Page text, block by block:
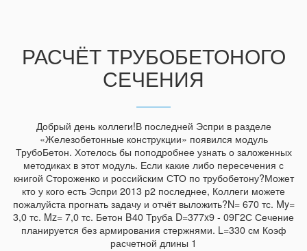
РАСЧЁТ ТРУБОБЕТОНОГО
СЕЧЕНИЯ
Добрый день коллеги!В последней Эспри в разделе
«Железобетонные конструкции» появился модуль
ТрубоБетон. Хотелось бы поподробнее узнать о заложенных
методиках в этот модуль. Если какие либо пересечения с
книгой Стороженко и российским СТО по трубобетону?Может
кто у кого есть Эспри 2013 р2 последнее, Коллеги можете
пожалуйста прогнать задачу и отчёт выложить?N= 670 тс. My=
3,0 тс. Mz= 7,0 тс. Бетон B40 Труба D=377x9 - 09Г2С Сечение
планируется без армирования стержнями. L=330 см Коэф
расчетной длины 1